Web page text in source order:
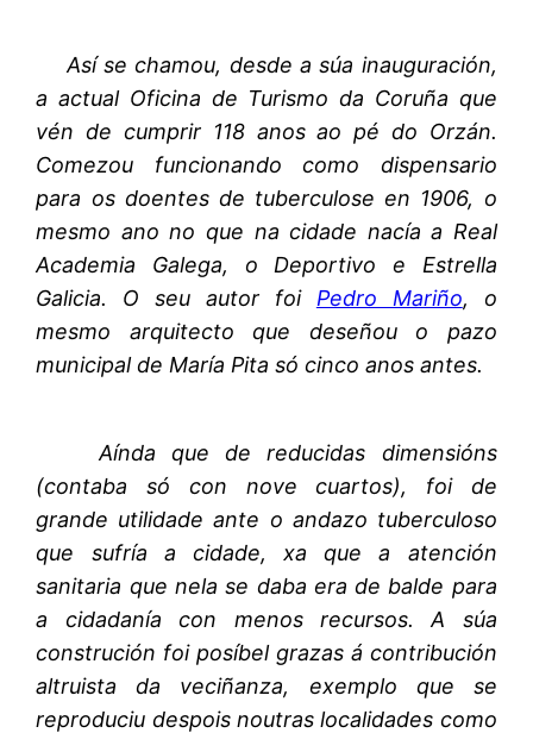
Así se chamou, desde a súa inauguración,
a actual Oficina de Turismo da Coruña que
vén de cumprir 118 anos ao pé do Orzán.
Comezou funcionando como dispensario
para os doentes de tuberculose en 1906, o
mesmo ano no que na cidade nacía a Real
Academia Galega, o Deportivo e Estrella
Galicia. O seu autor foi Pedro Mariño, o
mesmo arquitecto que deseñou o pazo
municipal de María Pita só cinco anos antes.
Aínda que de reducidas dimensións
(contaba só con nove cuartos), foi de
grande utilidade ante o andazo tuberculoso
que sufría a cidade, xa que a atención
sanitaria que nela se daba era de balde para
a cidadanía con menos recursos. A súa
construción foi posíbel grazas á contribución
altruista da veciñanza, exemplo que se
reproduciu despois noutras localidades como